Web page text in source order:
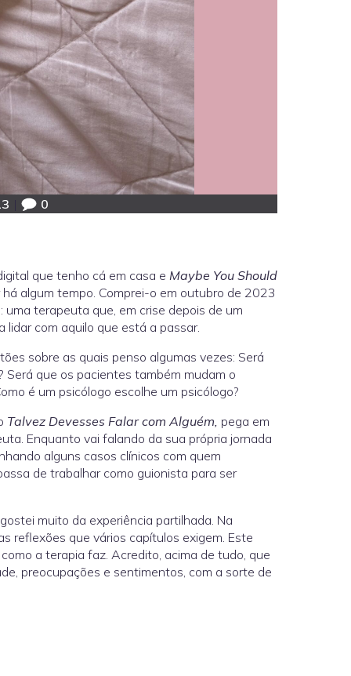
0
que tenho cá em casa e Maybe You Should
algum tempo. Comprei-o em outubro de 2023
terapeuta que, em crise depois de um
lidar com aquilo que está a passar.
sobre as quais penso algumas vezes: Será
que os pacientes também mudam o
é um psicólogo escolhe um psicólogo?
Talvez Devesses Falar com Alguém, pega em
Enquanto vai falando da sua própria jornada
alguns casos clínicos com quem
de trabalhar como guionista para ser
muito da experiência partilhada. Na
reflexões que vários capítulos exigem. Este
a terapia faz. Acredito, acima de tudo, que
preocupações e sentimentos, com a sorte de